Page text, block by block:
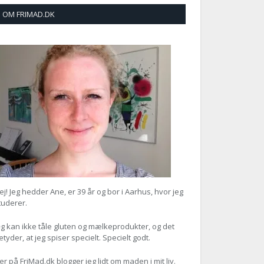
OM FRIMAD.DK
Jeg hedder Ane, er39 år og bor i Aarhus, hvor jeg
kan ikke tåle gluten og mælkeprodukter, og det
at jeg spiser specielt. Specielt godt.
på FriMad.dk blogger jeg lidt om maden i mit liv.